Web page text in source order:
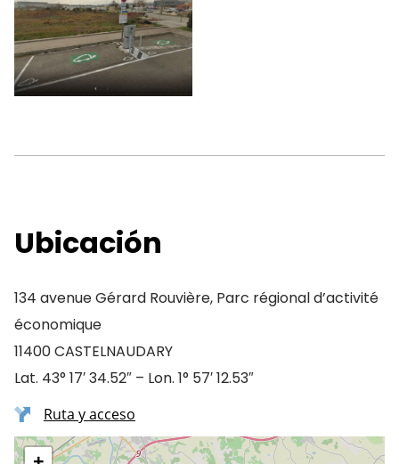
Ubicación
134 avenue Gérard Rouvière, Parc régional d’activité
économique
11400 CASTELNAUDARY
Lat. 43° 17′ 34.52″ – Lon. 1° 57′ 12.53″
Ruta y acceso